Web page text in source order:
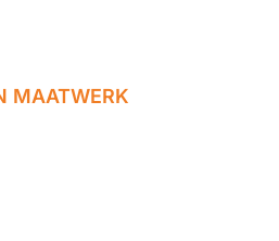
MAATWERK